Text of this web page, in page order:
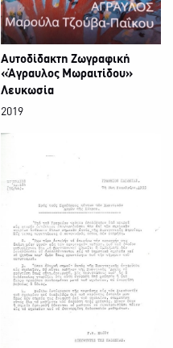
Αυτοδίδακτη Ζωγραφική
«Άγραυλος Μωραιτίδου»
Λευκωσία
2019